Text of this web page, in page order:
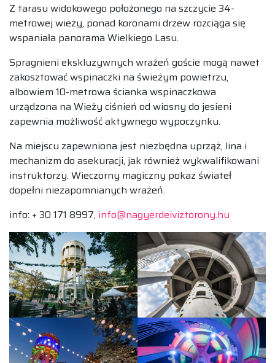
Z tarasu widokowego położonego na szczycie 34-
metrowej wieży, ponad koronami drzew rozciąga się
wspaniała panorama Wielkiego Lasu.
Spragnieni ekskluzywnych wrażeń goście mogą nawet
zakosztować wspinaczki na świeżym powietrzu,
albowiem 10-metrowa ścianka wspinaczkowa
urządzona na Wieży ciśnień od wiosny do jesieni
zapewnia możliwość aktywnego wypoczynku.
Na miejscu zapewniona jest niezbędna uprząż, lina i
mechanizm do asekuracji, jak również wykwalifikowani
instruktorzy. Wieczorny magiczny pokaz świateł
dopełni niezapomnianych wrażeń.
info: + 30 171 8997, info@nagyerdeiviztorony.hu